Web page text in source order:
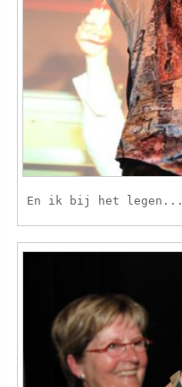
En ik bij het legen...